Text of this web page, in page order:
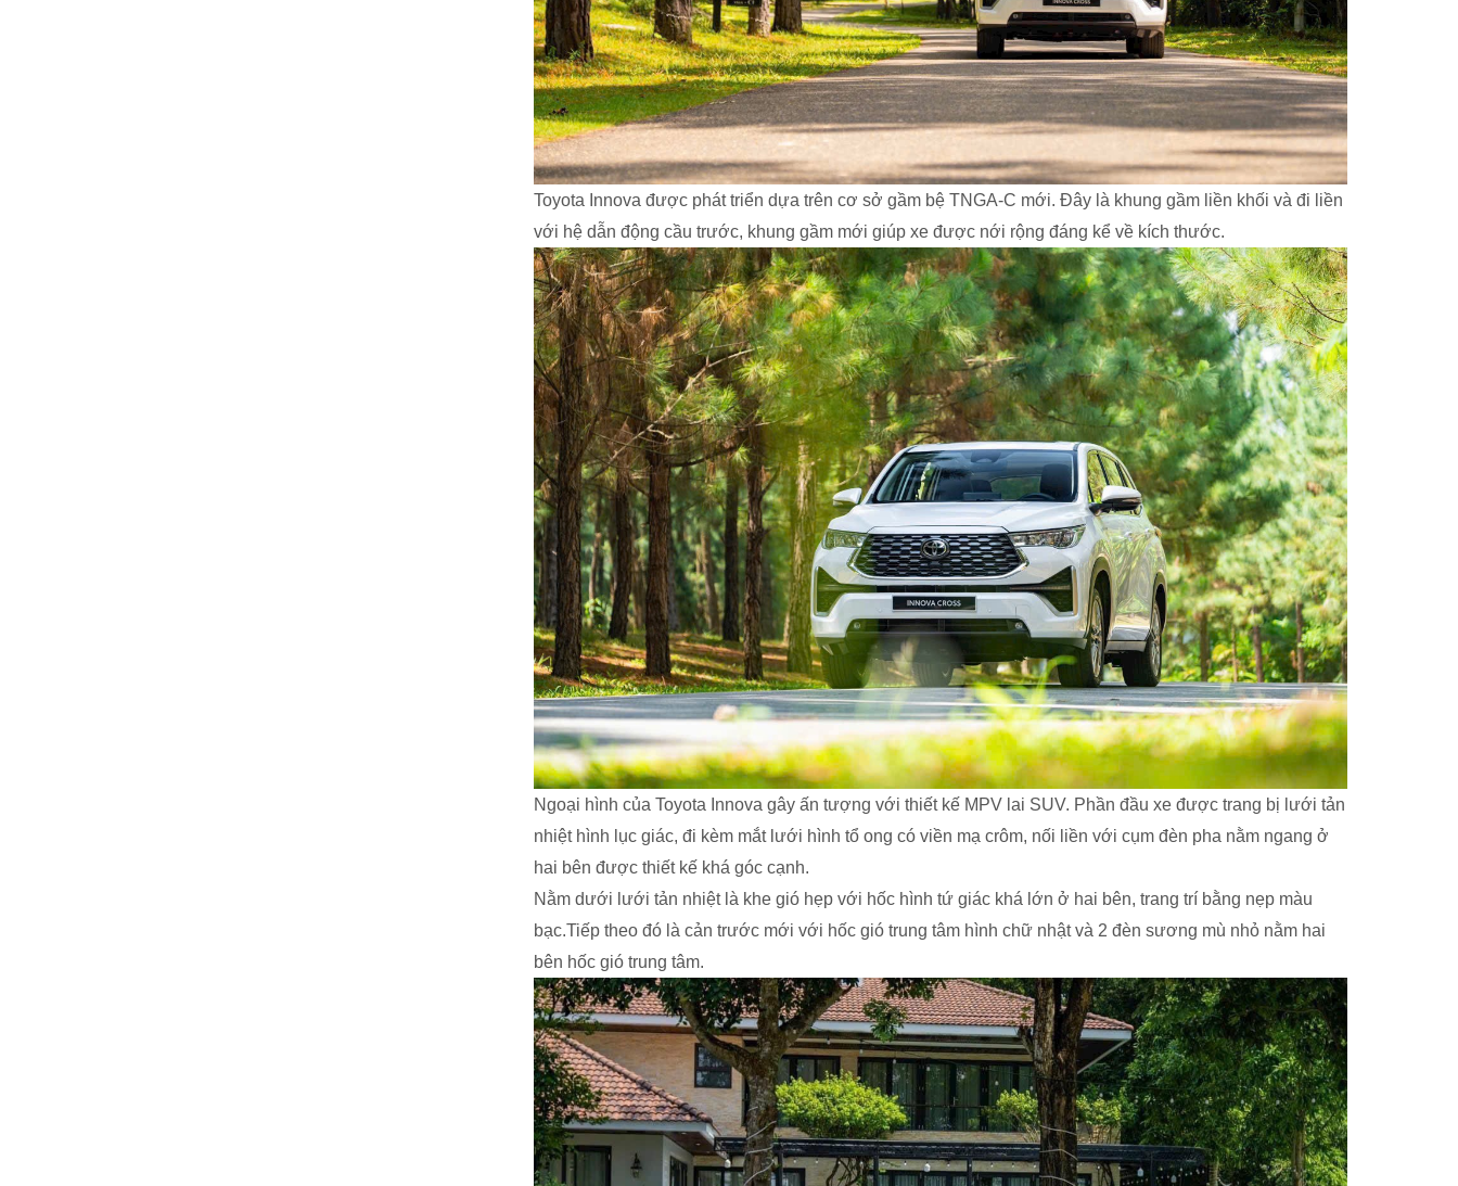
Toyota Innova được phát triển dựa trên cơ sở gầm bệ TNGA-C mới. Đây là khung gầm liền khối và đi liền
với hệ dẫn động cầu trước, khung gầm mới giúp xe được nới rộng đáng kể về kích thước.
Ngoại hình của Toyota Innova gây ấn tượng với thiết kế MPV lai SUV. Phần đầu xe được trang bị lưới tản
nhiệt hình lục giác, đi kèm mắt lưới hình tổ ong có viền mạ crôm, nối liền với cụm đèn pha nằm ngang ở
hai bên được thiết kế khá góc cạnh.
Nằm dưới lưới tản nhiệt là khe gió hẹp với hốc hình tứ giác khá lớn ở hai bên, trang trí bằng nẹp màu
bạc.Tiếp theo đó là cản trước mới với hốc gió trung tâm hình chữ nhật và 2 đèn sương mù nhỏ nằm hai
bên hốc gió trung tâm.